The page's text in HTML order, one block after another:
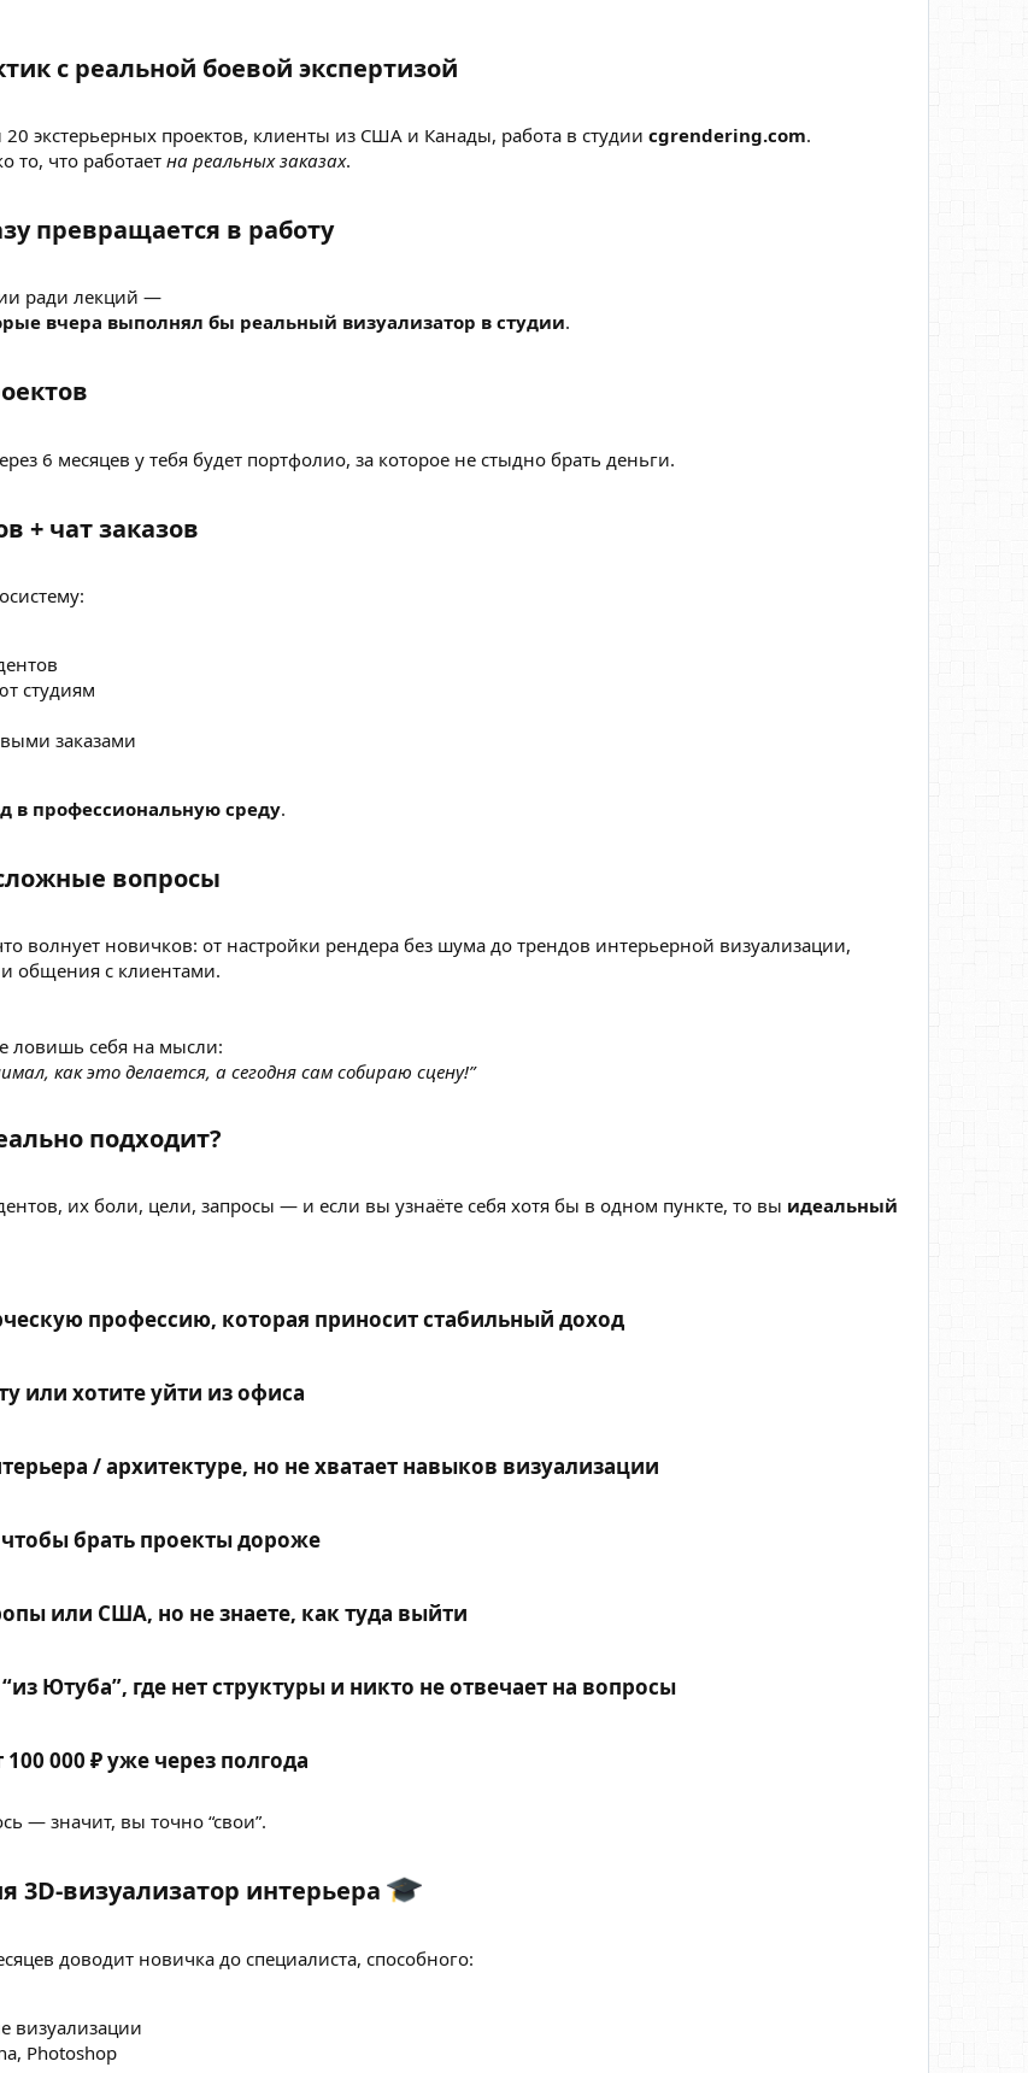
с реальной боевой экспертизой​
экстерьерных проектов, клиенты из США и Канады, работа в студии cgrendering.com.
то, что работает на реальных заказах.
превращается в работу​
ради лекций —
вчера выполнял бы реальный визуализатор в студии.
6 месяцев у тебя будет портфолио, за которое не стыдно брать деньги.
+ чат заказов​
студиям
заказами
в профессиональную среду.
вопросы​
волнует новичков: от настройки рендера без шума до трендов интерьерной визуализации,
общения с клиентами.
ловишь себя на мысли:
как это делается, а сегодня сам собираю сцену!”
подходит?​
их боли, цели, запросы — и если вы узнаёте себя хотя бы в одном пункте, то вы идеальный
профессию, которая приносит стабильный доход​
или хотите уйти из офиса​
/ архитектуре, но не хватает навыков визуализации​
брать проекты дороже​
или США, но не знаете, как туда выйти​
Ютуба”, где нет структуры и никто не отвечает на вопросы​
000 ₽ уже через полгода​
— значит, вы точно “свои”.
3D-визуализатор интерьера
доводит новичка до специалиста, способного:
визуализации
Photoshop